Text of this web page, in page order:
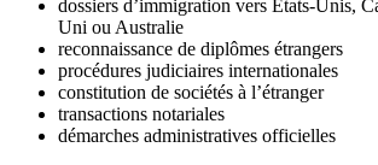
dossiers d’immigration vers États-Unis,
Uni ou Australie
reconnaissance de diplômes étrangers
procédures judiciaires internationales
constitution de sociétés à l’étranger
transactions notariales
démarches administratives officielles